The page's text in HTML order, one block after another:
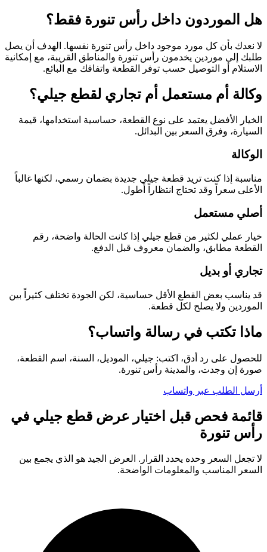
هل الموردون داخل رأس تنورة فقط؟
لا نعدك بأن كل مورد موجود داخل رأس تنورة نفسها. الهدف أن يصل
طلبك إلى موردين يخدمون رأس تنورة والمناطق القريبة، مع إمكانية
الاستلام أو التوصيل حسب توفر القطعة واتفاقك مع البائع.
وكالة أم مستعمل أم تجاري لقطع جيلي؟
الخيار الأفضل يعتمد على نوع القطعة، حساسية استخدامها، قيمة
السيارة، وفرق السعر بين البدائل.
الوكالة
مناسبة إذا كنت تريد قطعة جيلي جديدة بضمان رسمي، لكنها غالباً
الأعلى سعراً وقد تحتاج انتظاراً أطول.
أصلي مستعمل
خيار عملي لكثير من قطع جيلي إذا كانت الحالة واضحة، رقم
القطعة مطابق، والضمان معروف قبل الدفع.
تجاري أو بديل
قد يناسب بعض القطع الأقل حساسية، لكن الجودة تختلف كثيراً بين
الموردين ولا يصلح لكل قطعة.
ماذا تكتب في رسالة واتساب؟
للحصول على رد أدق، اكتب: جيلي، الموديل، السنة، اسم القطعة،
صورة إن وجدت، والمدينة رأس تنورة.
أرسل الطلب عبر واتساب
قائمة فحص قبل اختيار عرض قطع جيلي في
رأس تنورة
لا تجعل السعر وحده يحدد القرار. العرض الجيد هو الذي يجمع بين
السعر المناسب والمعلومات الواضحة.